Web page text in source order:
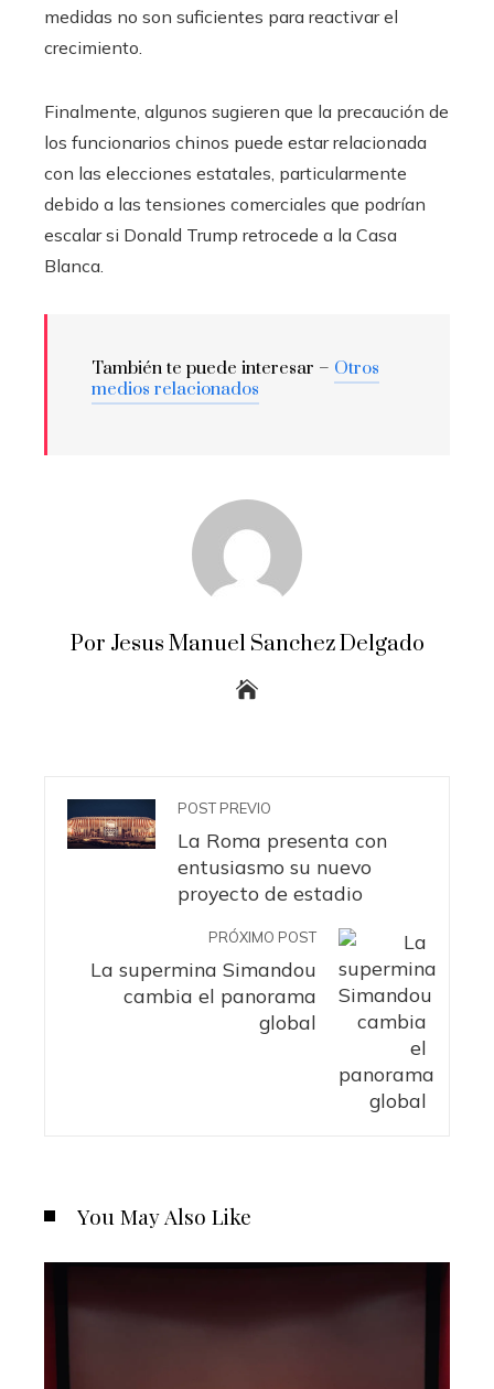
medidas no son suficientes para reactivar el
crecimiento.
Finalmente, algunos sugieren que la precaución de
los funcionarios chinos puede estar relacionada
con las elecciones estatales, particularmente
debido a las tensiones comerciales que podrían
escalar si Donald Trump retrocede a la Casa
Blanca.
También te puede interesar – Otros
medios relacionados
Por Jesus Manuel Sanchez Delgado
POST PREVIO
La Roma presenta con
entusiasmo su nuevo
proyecto de estadio
PRÓXIMO POST
La supermina Simandou
cambia el panorama
global
You May Also Like